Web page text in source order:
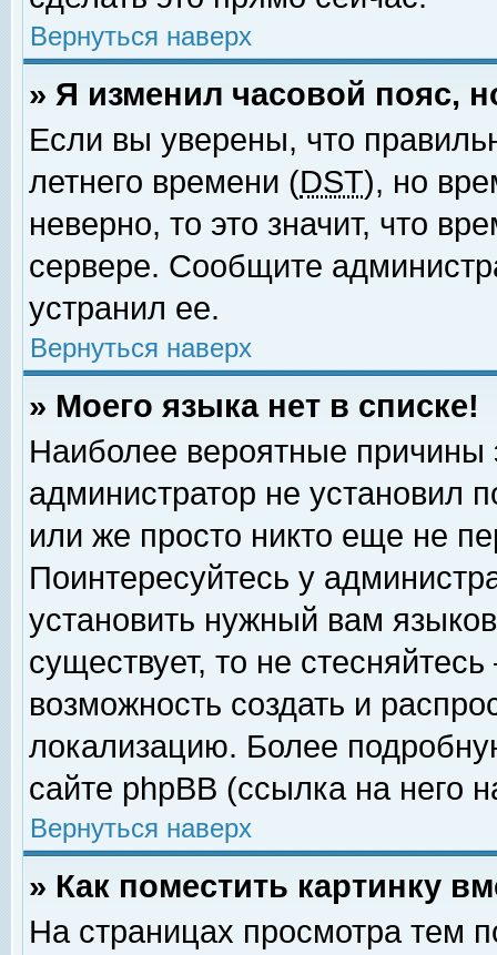
Вернуться наверх
» Я изменил часовой пояс,
Если вы уверены, что
летнего времени (DST), но
неверно, то это значит, что
сервере. Сообщите
устранил ее.
Вернуться наверх
» Моего языка нет в списке!
Наиболее вероятные причины
администратор не установил
или же просто никто еще не
Поинтересуйтесь у
установить нужный вам
существует, то не
возможность создать и
локализацию. Более
сайте phpBB (ссылка на него
Вернуться наверх
» Как поместить картинку
На страницах просмотра тем